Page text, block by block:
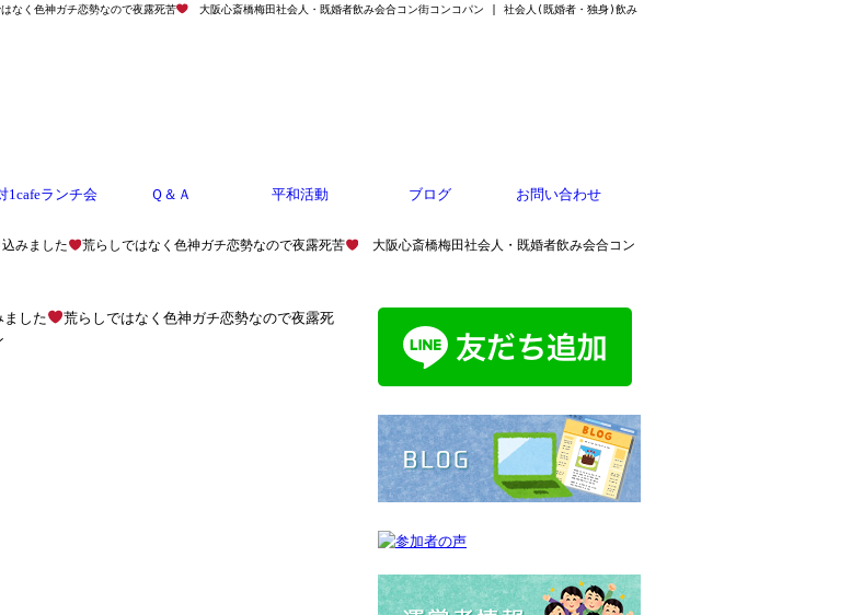
なく色神ガチ恋勢なので夜露死苦
大阪心斎橋梅田社会人・既婚者飲み会合コン街コンコパン | 社会人(既婚者・独身)飲み
1cafeランチ会 Ｑ＆Ａ 平和活動 ブログ お問い合わせ
みました 荒らしではなく色神ガチ恋勢なので夜露死苦
大阪心斎橋梅田社会人・既婚者飲み会合コン
ました
荒らしではなく色神ガチ恋勢なので夜露死